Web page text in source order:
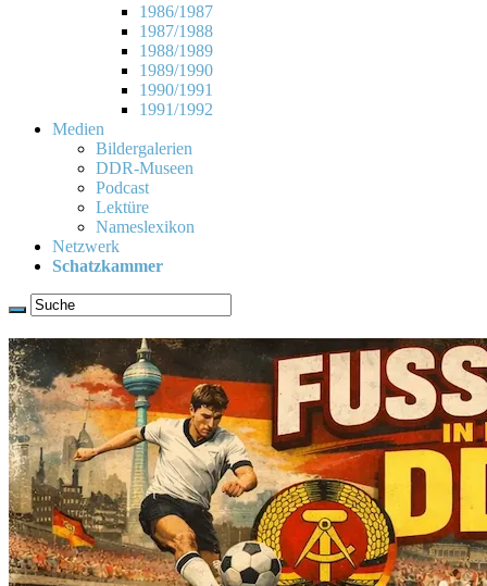
1986/1987
1987/1988
1988/1989
1989/1990
1990/1991
1991/1992
Medien
Bildergalerien
DDR-Museen
Podcast
Lektüre
Nameslexikon
Netzwerk
Schatzkammer